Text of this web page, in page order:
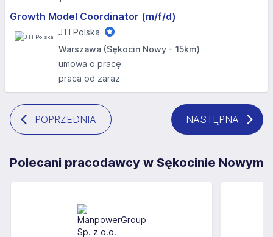
Growth Model Coordinator (m/f/d)
JTI Polska
Warszawa (Sękocin Nowy - 15km)
umowa o pracę
praca od zaraz
POPRZEDNIA NASTĘPNA
Polecani pracodawcy w Sękocinie Nowym